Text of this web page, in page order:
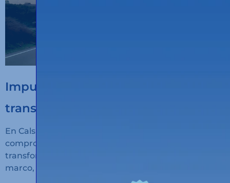
Impulsem la digitalització del
transport sostenible
En Calsina Carré seguimos avanzando en nuestro
compromiso con la innovación, la sostenibilidad y la
transformación digital del transporte. En este
marco, hemos recibido financiación